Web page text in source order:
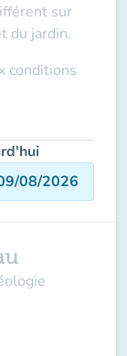
sur
du jardin.
conditions
08/2026